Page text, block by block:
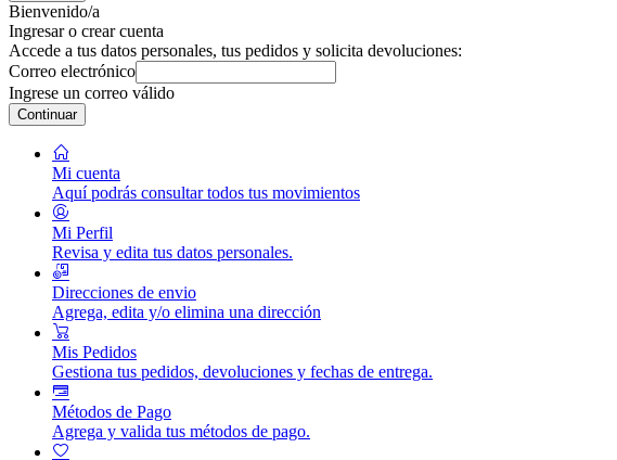
Bienvenido/a
Ingresar o crear cuenta
Accede a tus datos personales, tus pedidos y solicita devoluciones:
Correo electrónico
Ingrese un correo válido
Continuar
Mi cuenta
Aquí podrás consultar todos tus movimientos
Mi Perfil
Revisa y edita tus datos personales.
Direcciones de envio
Agrega, edita y/o elimina una dirección
Mis Pedidos
Gestiona tus pedidos, devoluciones y fechas de entrega.
Métodos de Pago
Agrega y valida tus métodos de pago.